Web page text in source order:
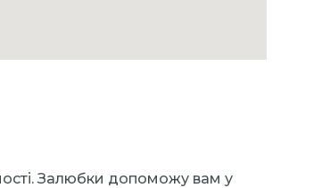
Залюбки допоможу вам у